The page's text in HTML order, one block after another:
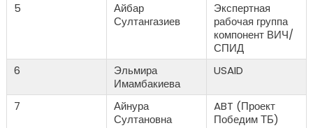
5
Айбар
Султангазиев
Экспертная
рабочая группа
компонент ВИЧ/
СПИД
6
Эльмира
Имамбакиева
USAID
7
Айнура
Султановна
ABT (Проект
Победим ТБ)